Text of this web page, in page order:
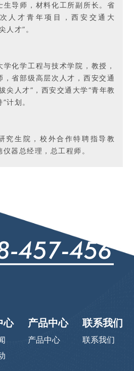
生导师，材料化工所副所长。省
人才青年项目，西安交通大
人才”。
学化学工程与技术学院，教授，
，省部级高层次人才，西安交通
尖人才”，西安交通大学“青年教
计划。
究生院，校外合作特聘指导教
仪器总经理，总工程师。
心 产品中心
产品中心
联系我们
联系我们